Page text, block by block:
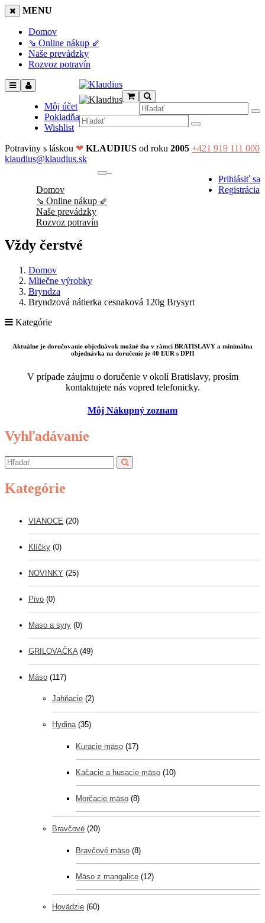
MENU
Domov
⇘ Online nákup ⇙
Naše prevádzky
Rozvoz potravín
Môj účet
Pokladňa
Wishlist
Potraviny s láskou ❤ KLAUDIUS od roku 2005 +421 919 111 000
klaudius@klaudius.sk
Prihlásiť sa
Registrácia
Domov
⇘ Online nákup ⇙
Naše prevádzky
Rozvoz potravín
Vždy čerstvé
Domov
Mliečne výrobky
Bryndza
Bryndzová nátierka cesnaková 120g Brysyrt
Kategórie
Aktuálne je doručovanie objednávok možné iba v rámci BRATISLAVY a minimálna
objednávka na doručenie je 40 EUR s DPH
V prípade záujmu o doručenie v okolí Bratislavy, prosím
kontaktujete nás vopred telefonicky.
Môj Nákupný zoznam
Vyhľadávanie
Kategórie
VIANOCE (20)
Klíčky (0)
NOVINKY (25)
Pivo (0)
Maso a syry (0)
GRILOVAČKA (49)
Mäso (117)
Jahňacie (2)
Hydina (35)
Kuracie mäso (17)
Kačacie a husacie mäso (10)
Morčacie mäso (8)
Bravčové (20)
Bravčové mäso (8)
Mäso z mangalice (12)
Hovädzie (60)